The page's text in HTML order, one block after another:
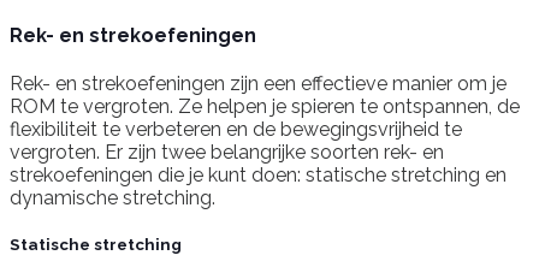
Rek- en strekoefeningen
Rek- en strekoefeningen zijn een effectieve manier om je
ROM te vergroten. Ze helpen je spieren te ontspannen, de
flexibiliteit te verbeteren en de bewegingsvrijheid te
vergroten. Er zijn twee belangrijke soorten rek- en
strekoefeningen die je kunt doen: statische stretching en
dynamische stretching.
Statische stretching